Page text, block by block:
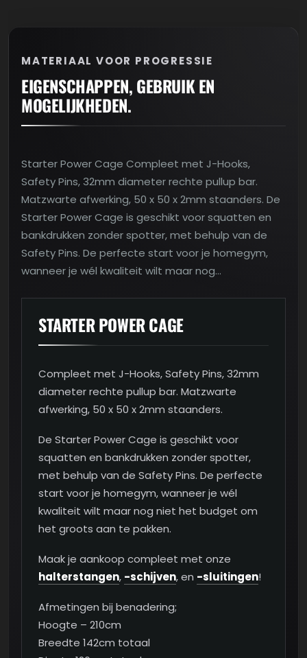
MATERIAAL VOOR PROGRESSIE
EIGENSCHAPPEN, GEBRUIK EN
MOGELIJKHEDEN.
Starter Power Cage Compleet met J-Hooks,
Safety Pins, 32mm diameter rechte pullup bar.
Matzwarte afwerking, 50 x 50 x 2mm staanders. De
Starter Power Cage is geschikt voor squatten en
bankdrukken zonder spotter, met behulp van de
Safety Pins. De perfecte start voor je homegym,
wanneer je wél kwaliteit wilt maar nog…
STARTER POWER CAGE
Compleet met J-Hooks, Safety Pins, 32mm
diameter rechte pullup bar. Matzwarte
afwerking, 50 x 50 x 2mm staanders.
De Starter Power Cage is geschikt voor
squatten en bankdrukken zonder spotter,
met behulp van de Safety Pins. De perfecte
start voor je homegym, wanneer je wél
kwaliteit wilt maar nog niet het budget om
het groots aan te pakken.
Maak je aankoop compleet met onze
halterstangen, -schijven, en -sluitingen!
Afmetingen bij benadering;
Hoogte – 210cm
Breedte 142cm totaal